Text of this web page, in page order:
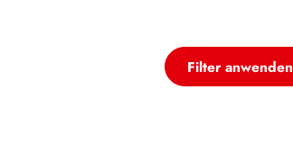
Filter anwenden